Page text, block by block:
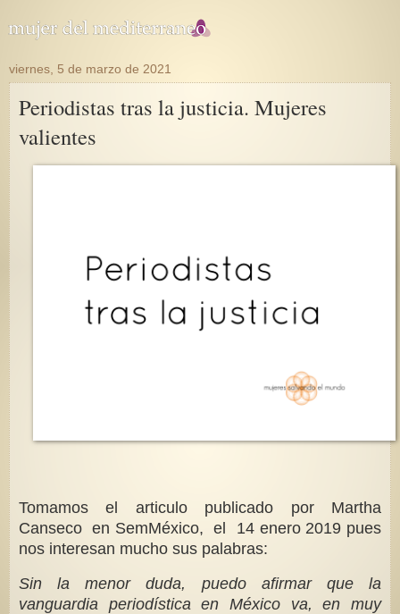
viernes, 5 de marzo de 2021
Periodistas tras la justicia. Mujeres
valientes
Tomamos el articulo publicado por Martha
Canseco en SemMéxico, el 14 enero 2019 pues
nos interesan mucho sus palabras:
Sin la menor duda, puedo afirmar que la
vanguardia periodística en México va, en muy